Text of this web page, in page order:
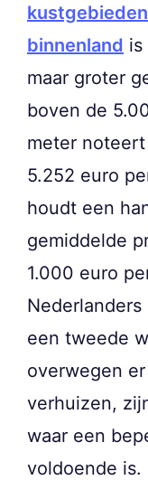
binnenland is
maar groter
boven de
meter
5.252 euro
houdt een
gemiddelde
1.000 euro
een tweede
overwegen
verhuizen,
waar een
voldoende is.